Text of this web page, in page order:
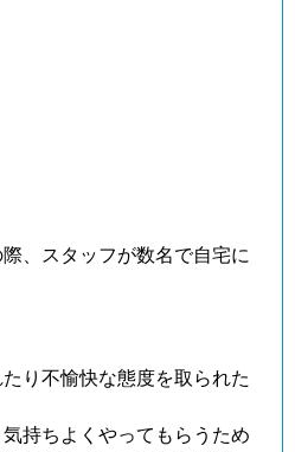
、スタッフが数名で自宅に
り不愉快な態度を取られた
持ちよくやってもらうため